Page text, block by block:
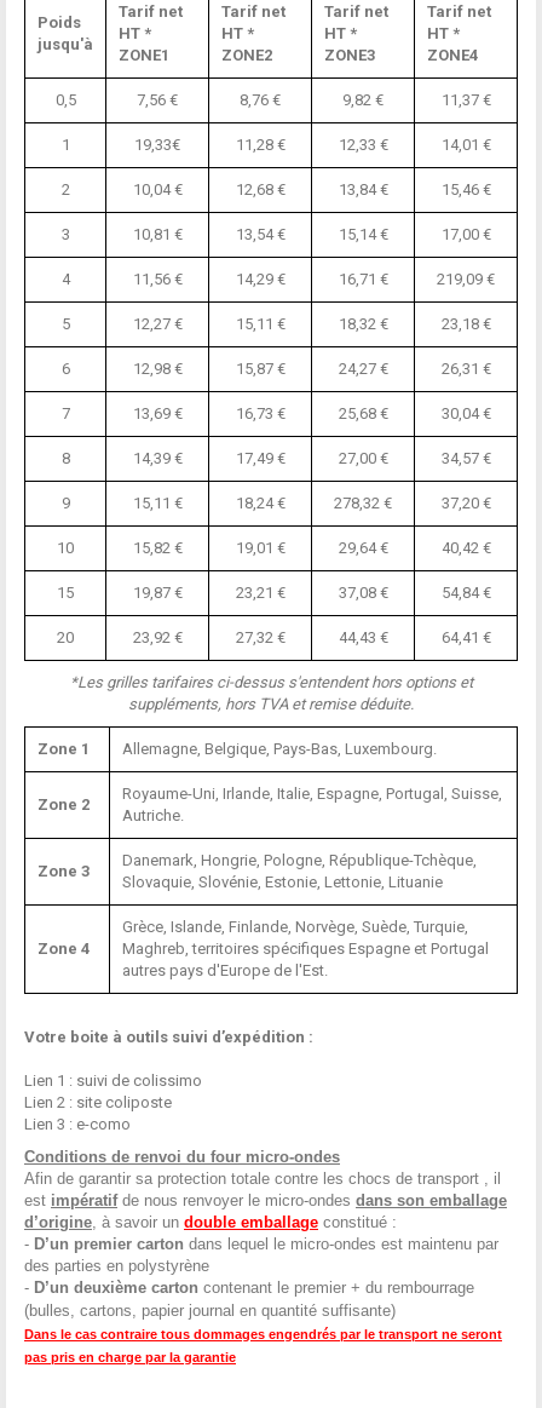
Poids
jusqu'à
Tarif net
HT *
ZONE1
Tarif net
HT *
ZONE2
Tarif net
HT *
ZONE3
Tarif net
HT *
ZONE4
0,5 7,56 € 8,76 € 9,82 € 11,37 €
1 19,33€ 11,28 € 12,33 € 14,01 €
2 10,04 € 12,68 € 13,84 € 15,46 €
3 10,81 € 13,54 € 15,14 € 17,00 €
4 11,56 € 14,29 € 16,71 € 219,09 €
5 12,27 € 15,11 € 18,32 € 23,18 €
6 12,98 € 15,87 € 24,27 € 26,31 €
7 13,69 € 16,73 € 25,68 € 30,04 €
8 14,39 € 17,49 € 27,00 € 34,57 €
9 15,11 € 18,24 € 278,32 € 37,20 €
10 15,82 € 19,01 € 29,64 € 40,42 €
15 19,87 € 23,21 € 37,08 € 54,84 €
20 23,92 € 27,32 € 44,43 € 64,41 €
*Les grilles tarifaires ci-dessus s'entendent hors options et
suppléments, hors TVA et remise déduite.
Zone 1 Allemagne, Belgique, Pays-Bas, Luxembourg.
Zone 2
Royaume-Uni, Irlande, Italie, Espagne, Portugal, Suisse,
Autriche.
Zone 3
Danemark, Hongrie, Pologne, République-Tchèque,
Slovaquie, Slovénie, Estonie, Lettonie, Lituanie
Zone 4
Grèce, Islande, Finlande, Norvège, Suède, Turquie,
Maghreb, territoires spécifiques Espagne et Portugal
autres pays d'Europe de l'Est.
Votre boite à outils suivi d’expédition :
Lien 1 : suivi de colissimo
Lien 2 : site coliposte
Lien 3 : e-como
Conditions de renvoi du four micro-ondes
Afin de garantir sa protection totale contre les chocs de transport , il
est impératifde nous renvoyer le micro-ondes dans son emballage
d’origine , à savoir un double emballage constitué :
- D’un premier carton dans lequel le micro-ondes est maintenu par
des parties en polystyrène
- D’un deuxième carton contenant le premier + du rembourrage
(bulles, cartons, papier journal en quantité suffisante)
Dans le cas contraire tous dommages engendrés par le transport ne seront
pas pris en charge par la garantie